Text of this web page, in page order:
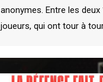
anonymes. Entre les
joueurs, qui ont tour à